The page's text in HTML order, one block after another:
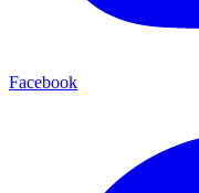
Facebook